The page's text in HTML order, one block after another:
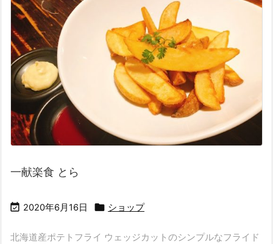
一献楽食 とら
 2020年6月16日  ショップ
北海道産ポテトフライ ウェッジカットのシンプルなフライド